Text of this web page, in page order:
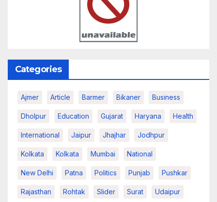
Categories
Ajmer Article Barmer Bikaner Business
Dholpur Education Gujarat Haryana Health
International Jaipur Jhajhar Jodhpur
Kolkata Kolkata Mumbai National
New Delhi Patna Politics Punjab Pushkar
Rajasthan Rohtak Slider Surat Udaipur